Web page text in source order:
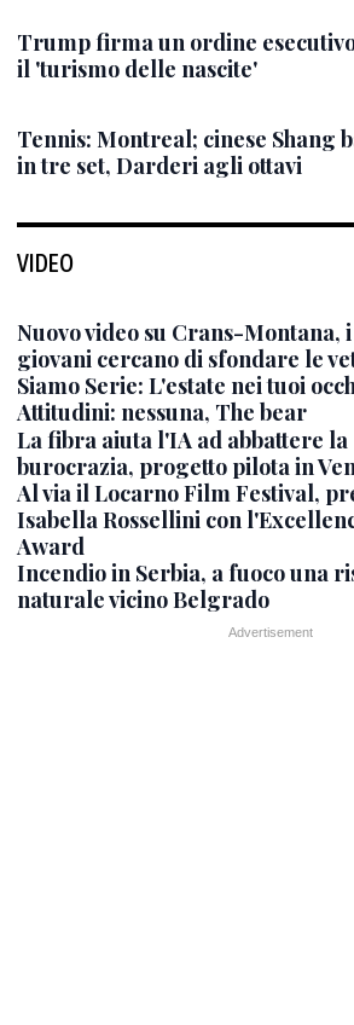
Trump firma un ordine
il 'turismo delle nascite'
Tennis: Montreal; cinese Shang
in tre set, Darderi agli ottavi
VIDEO
Nuovo video su Crans-Montana, i
giovani cercano di sfondare le
Siamo Serie: L'estate nei tuoi
Attitudini: nessuna, The bear
La fibra aiuta l'IA ad abbattere la
burocrazia, progetto pilota in
Al via il Locarno Film Festival,
Isabella Rossellini con
Award
Incendio in Serbia, a fuoco una
naturale vicino Belgrado